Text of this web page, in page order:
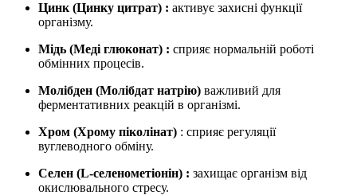
Цинк (Цинку цитрат) : активує захисні функції
організму.
Мідь (Меді глюконат) : сприяє нормальній роботі
обмінних процесів.
Молібден (Молібдат натрію) важливий для
ферментативних реакцій в організмі.
Хром (Хрому піколінат) : сприяє регуляції
вуглеводного обміну.
Селен (L-селенометіонін) : захищає організм від
окислювального стресу.